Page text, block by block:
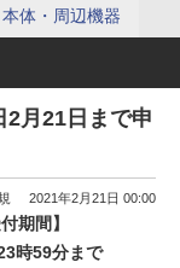
本体・周辺機器
月21日まで申
2021年2月21日 00:00
期間】
時59分まで